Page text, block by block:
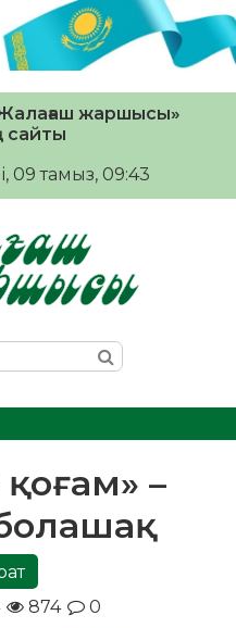
жаршысы»
сайты
09 тамыз, 09:43
қоғам» –
874 0